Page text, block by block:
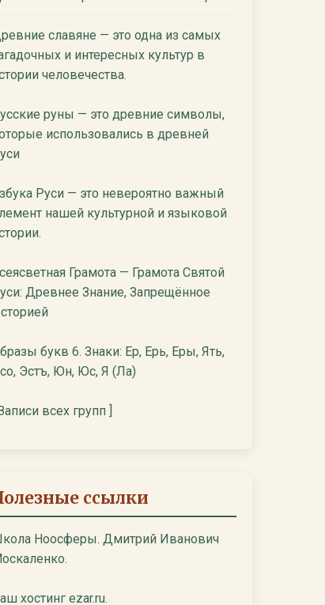
славяне — это одна из самых
и интересных культур в
человечества.
руны — это древние символы,
использовались в древней
Руси — это невероятно важный
нашей культурной и языковой
Грамота — Грамота Святой
Древнее Знание, Запрещённое
букв 6. Знаки: Ер, Ерь, Еры, Ять,
Эстъ, Юн, Юс, Я (Ла)
всех групп ]
ссылки
Ноосферы. Дмитрий Иванович
хостинг ezar.ru.